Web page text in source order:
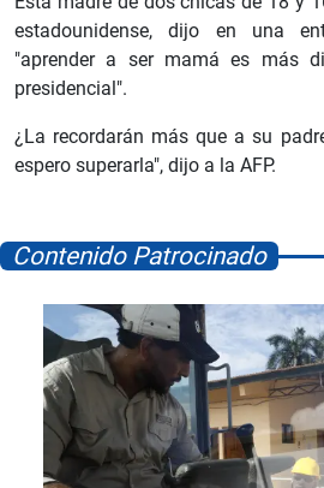
estadounidense, dijo en una
"aprender a ser mamá es más
presidencial".
¿La recordarán más que a su
espero superarla", dijo a la AFP.
Contenido Patrocinado